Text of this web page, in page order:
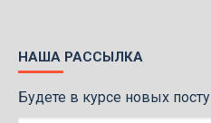
НАША РАССЫЛКА
Будете в курсе новых